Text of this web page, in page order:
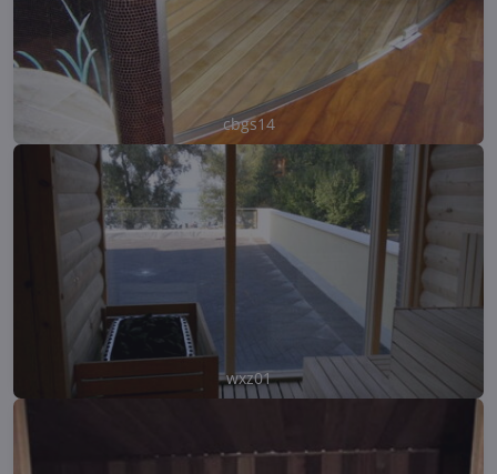
cbgs14
wxz01